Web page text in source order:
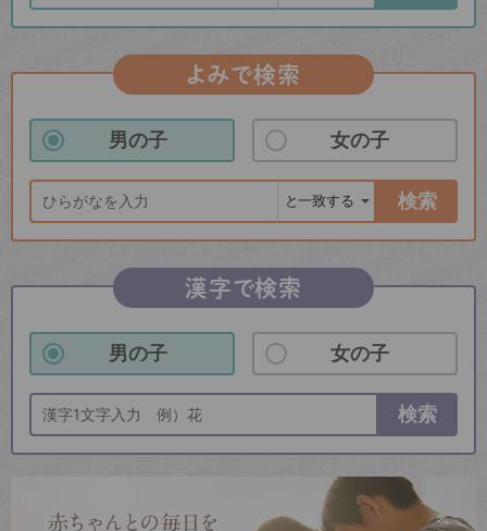
よみで検索
男の子 女の子
検索
漢字で検索
男の子 女の子
検索